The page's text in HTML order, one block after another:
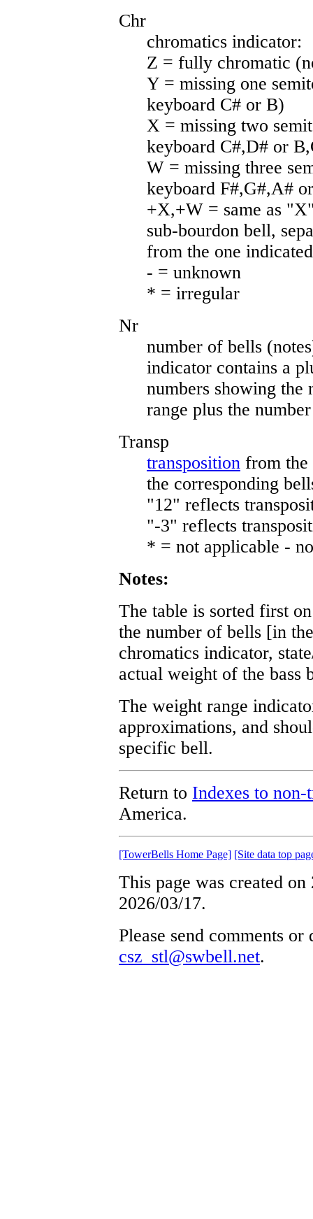
Chr
chromatics indicator:
Z = fully chromatic
Y = missing one
keyboard C# or B)
X = missing two
keyboard C#,D# or
W = missing three
keyboard F#,G#,A#
+X,+W = same as
sub-bourdon bell,
from the one
- = unknown
* = irregular
Nr
number of bells
indicator contains a
numbers showing
range plus the
Transp
transposition from the
the corresponding
"12" reflects
"-3" reflects
* = not applicable -
Notes:
The table is sorted first
the number of bells [in
chromatics indicator,
actual weight of the bass
The weight range
approximations, and
specific bell.
Return to Indexes to
America.
[TowerBells Home Page] [Site data top
This page was created
2026/03/17.
Please send comments
csz_stl@swbell.net.